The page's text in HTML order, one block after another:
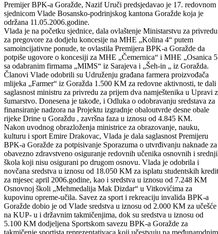
Odštampaj stranicu
Odobren Sporazum o obaveznom zdravstvenom osiguranju svih
učenika
Premijer BPK-a Goražde, Nazif Uruči predsjedavao je 17. redovnom
sjednicom Vlade Bosansko-podrinjskog kantona Goražde koja je
održana 11.05.2006.godine.
Vlada je na početku sjednice, dala ovlaštenje Ministarstvu za privredu
za pregovore za dodjelu koncesije na MHE „Kolina 4“ putem
samoincijativne ponude, te ovlastila Premijera BPK-a Goražde da
potpiše ugovore o koncesiji za MHE „Čemernica“ i MHE „Osanica
sa odabranim firmama „MIMS“ iz Sarajeva i „Šeh-in „ iz Goražda.
Članovi Vlade odobrili su Udruženju građana farmera proizvođača
mlijeka „Farmer“ iz Goražda 1.500 KM za redovne aktivnosti, te dali
saglasnost ministru za privredu za prijem dva namještenika u Upravi
šumarstvo. Donesena je takođe, i Odluka o odobravanju sredstava za
finansiranje nadzora na Projektu izgradnje obaloutvrde desne obale
rijeke Drine u Goraždu , završna faza u iznosu od 4.845 KM.
Nakon uvodnog obrazloženja ministrice za obrazovanje, nauku,
kulturu i sport Emire Drakovac, Vlada je dala saglasnost Premijeru
BPK-a Goražde za potpisivanje Sporazuma o utvrđivanju naknade za
obavezno zdravstveno osiguranje redovnih učenika osnovnih i
škola koji nisu osigurani po drugom osnovu. Vlada je odobrila i
novčana sredstva u iznosu od 18.050 KM za isplatu studentskih
za mjesec april 2006.godine, kao i sredstva u iznosu od 7.248 KM
Osnovnoj školi „Mehmedalija Mak Dizdar“ u Vitkovićima za
kupovinu opreme-učila. Savez za sport i rekreaciju invalida BPK-a
Goražde dobio je od Vlade sredstva u iznosu od 2.000 KM za učešće